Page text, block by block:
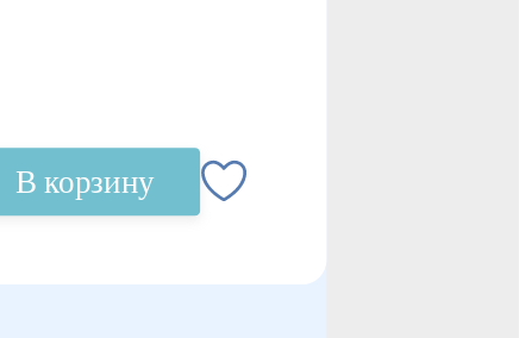
В корзину